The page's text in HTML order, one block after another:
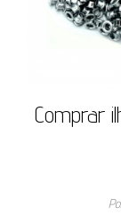
Comprar